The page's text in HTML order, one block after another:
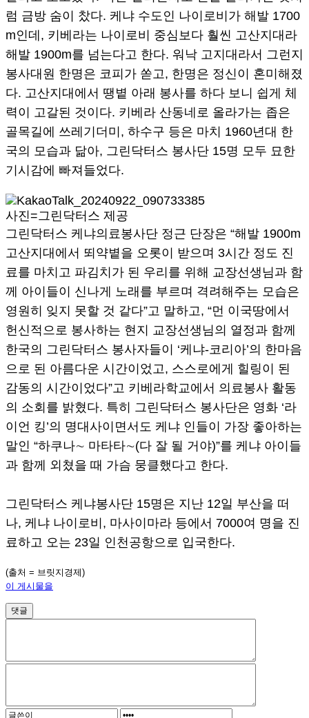
럼 금방 숨이 찼다. 케냐 수도인 나이로비가 해발 1700
m인데, 키베라는 나이로비 중심보다 훨씬 고산지대라
해발 1900m를 넘는다고 한다. 워낙 고지대라서 그런지
봉사대원 한명은 코피가 쏟고, 한명은 정신이 혼미해졌
다. 고산지대에서 땡볕 아래 봉사를 하다 보니 쉽게 체
력이 고갈된 것이다. 키베라 산동네로 올라가는 좁은
골목길에 쓰레기더미, 하수구 등은 마치 1960년대 한
국의 모습과 닮아, 그린닥터스 봉사단 15명 모두 묘한
기시감에 빠져들었다.
사진=그린닥터스 제공
그린닥터스 케냐의료봉사단 정근 단장은 “해발 1900m
고산지대에서 뙤약볕을 오롯이 받으며 3시간 정도 진
료를 마치고 파김치가 된 우리를 위해 교장선생님과 함
께 아이들이 신나게 노래를 부르며 격려해주는 모습은
영원히 잊지 못할 것 같다”고 말하고, “먼 이국땅에서
헌신적으로 봉사하는 현지 교장선생님의 열정과 함께
한국의 그린닥터스 봉사자들이 ‘케냐-코리아’의 한마음
으로 된 아름다운 시간이었고, 스스로에게 힐링이 된
감동의 시간이었다”고 키베라학교에서 의료봉사 활동
의 소회를 밝혔다. 특히 그린닥터스 봉사단은 영화 ‘라
이언 킹’의 명대사이면서도 케냐 인들이 가장 좋아하는
말인 “하쿠나∼ 마타타∼(다 잘 될 거야)”를 케냐 아이들
과 함께 외쳤을 때 가슴 뭉클했다고 한다.
그린닥터스 케냐봉사단 15명은 지난 12일 부산을 떠
나, 케냐 나이로비, 마사이마라 등에서 7000여 명을 진
료하고 오는 23일 인천공항으로 입국한다.
(출처 = 브릿지경제)
이 게시물을
댓글